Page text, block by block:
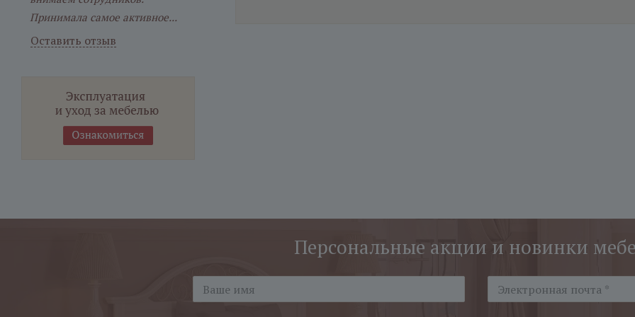
Принимала самое активное...
Оставить отзыв
Персональные акции и новинки